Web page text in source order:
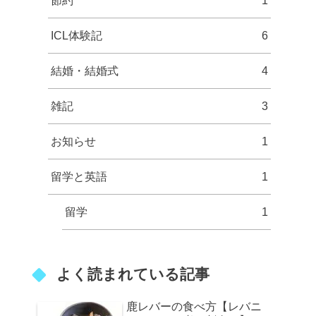
ICL体験記 6
結婚・結婚式 4
雑記 3
お知らせ 1
留学と英語 1
留学 1
よく読まれている記事
鹿レバーの食べ方【レバニ